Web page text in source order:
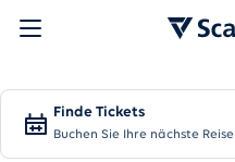
Finde Tickets
Buchen Sie Ihre nächste Reise